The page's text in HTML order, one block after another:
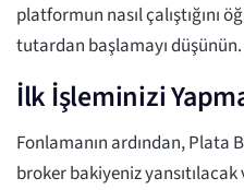
platformun nasıl çalıştığını
tutardan başlamayı düşünün.
İlk İşleminizi
Fonlamanın ardından, Plata
broker bakiyeniz